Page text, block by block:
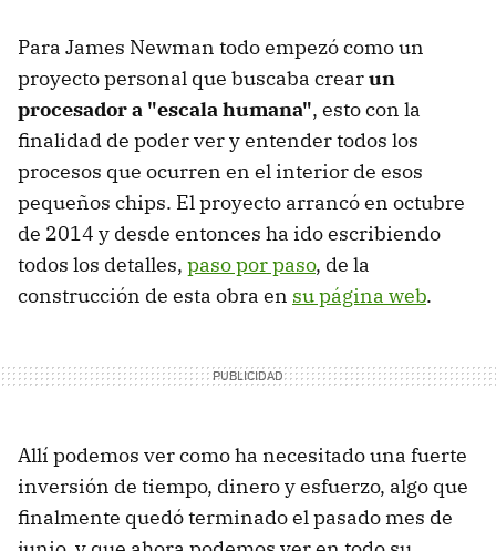
Para James Newman todo empezó como un
proyecto personal que buscaba crearun
procesador a "escala humana", esto con la
finalidad de poder ver y entender todos los
procesos que ocurren en el interior de esos
pequeños chips. El proyecto arrancó en octubre
de 2014 y desde entonces ha ido escribiendo
todos los detalles, paso por paso, de la
construcción de esta obra en su página web.
Allí podemos ver como ha necesitado una fuerte
inversión de tiempo, dinero y esfuerzo, algo que
finalmente quedó terminado el pasado mes de